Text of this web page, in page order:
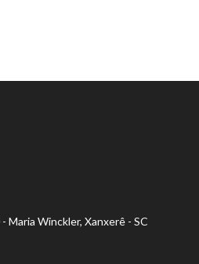
Maria Winckler, Xanxerê - SC